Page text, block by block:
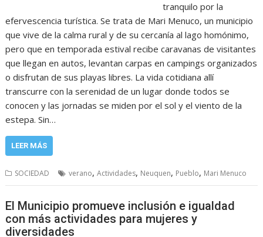
tranquilo por la
efervescencia turística. Se trata de Mari Menuco, un municipio
que vive de la calma rural y de su cercanía al lago homónimo,
pero que en temporada estival recibe caravanas de visitantes
que llegan en autos, levantan carpas en campings organizados
o disfrutan de sus playas libres. La vida cotidiana allí
transcurre con la serenidad de un lugar donde todos se
conocen y las jornadas se miden por el sol y el viento de la
estepa. Sin…
LEER MÁS
SOCIEDAD verano,Actividades, Neuquen, Pueblo, Mari Menuco
El Municipio promueve inclusión e igualdad
con más actividades para mujeres y
diversidades